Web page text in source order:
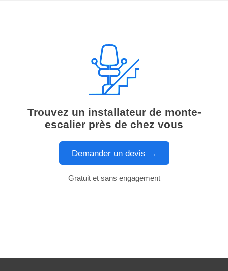
Trouvez un installateur de monte-
escalier près de chez vous
Demander un devis →
Gratuit et sans engagement